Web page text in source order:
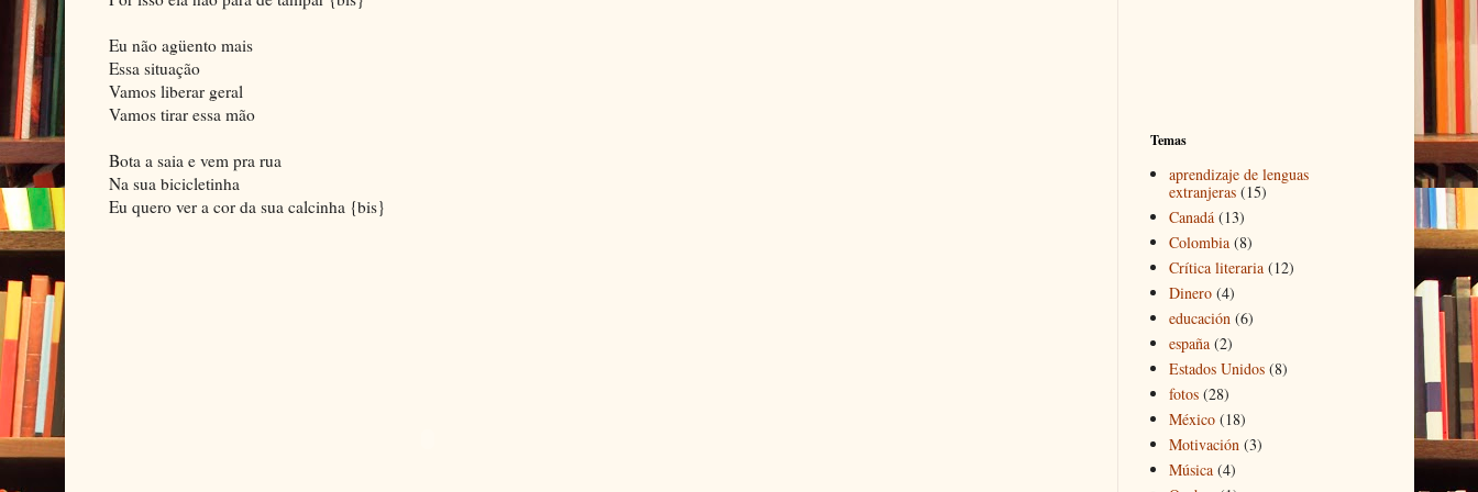
Eu não agüento mais
Essa situação
Vamos liberar geral
Vamos tirar essa mão
Bota a saia e vem pra rua
Na sua bicicletinha
Eu quero ver a cor da sua calcinha {bis}
Temas
aprendizaje de lenguas
extranjeras (15)
Canadá (13)
Colombia (8)
Crítica literaria (12)
Dinero (4)
educación (6)
españa (2)
Estados Unidos (8)
fotos (28)
México (18)
Motivación (3)
Música (4)